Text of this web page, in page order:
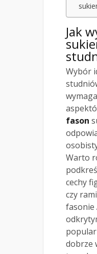
Jak
Wybór
fason
Warto
cechy
czy
fasonie
dobrze